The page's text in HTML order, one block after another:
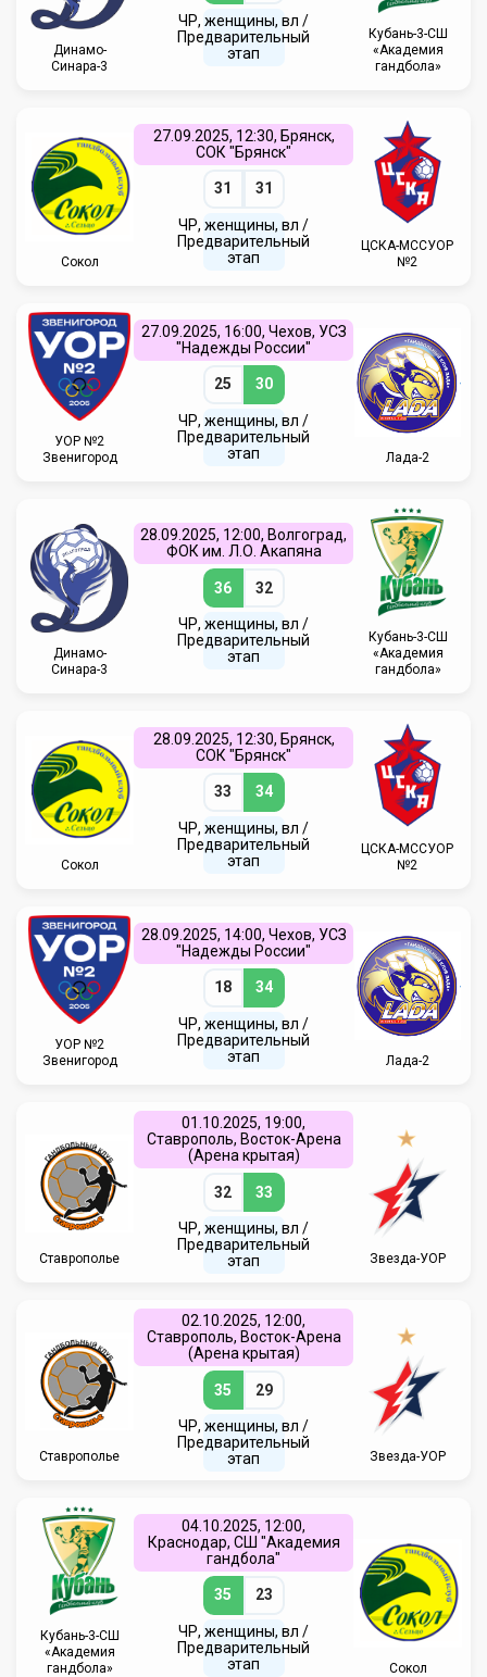
Динамо-
Синара-3
ЧР, женщины, вл /
Предварительный
этап
Кубань-3-СШ
«Академия
гандбола»
Сокол
27.09.2025, 12:30, Брянск,
СОК "Брянск"
31 31
ЧР, женщины, вл /
Предварительный
этап
ЦСКА-МССУОР
№2
УОР №2
Звенигород
27.09.2025, 16:00, Чехов, УСЗ
"Надежды России"
25 30
ЧР, женщины, вл /
Предварительный
этап
Лада-2
Динамо-
Синара-3
28.09.2025, 12:00, Волгоград,
ФОК им. Л.О. Акапяна
36 32
ЧР, женщины, вл /
Предварительный
этап
Кубань-3-СШ
«Академия
гандбола»
Сокол
28.09.2025, 12:30, Брянск,
СОК "Брянск"
33 34
ЧР, женщины, вл /
Предварительный
этап
ЦСКА-МССУОР
№2
УОР №2
Звенигород
28.09.2025, 14:00, Чехов, УСЗ
"Надежды России"
18 34
ЧР, женщины, вл /
Предварительный
этап
Лада-2
Ставрополье
01.10.2025, 19:00,
Ставрополь, Восток-Арена
(Арена крытая)
32 33
ЧР, женщины, вл /
Предварительный
этап
Звезда-УОР
Ставрополье
02.10.2025, 12:00,
Ставрополь, Восток-Арена
(Арена крытая)
35 29
ЧР, женщины, вл /
Предварительный
этап
Звезда-УОР
Кубань-3-СШ
«Академия
гандбола»
04.10.2025, 12:00,
Краснодар, СШ "Академия
гандбола"
35 23
ЧР, женщины, вл /
Предварительный
этап
Сокол